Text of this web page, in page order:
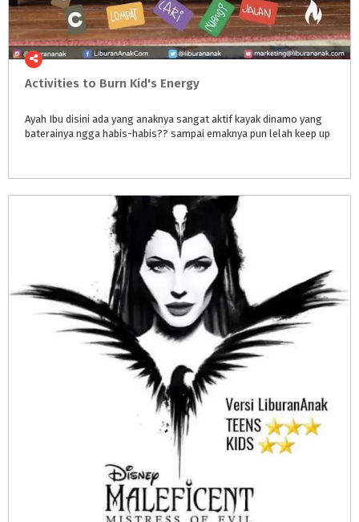
Activities to Burn Kid's Energy
Ayah Ibu disini ada yang anaknya sangat aktif kayak dinamo yang
baterainya ngga habis-habis?? sampai emaknya pun lelah keep up